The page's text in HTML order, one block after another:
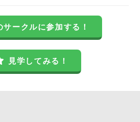
サークルに参加する！
見学してみる！